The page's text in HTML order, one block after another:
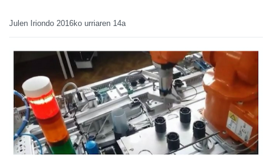
Julen Iriondo 2016ko urriaren 14a